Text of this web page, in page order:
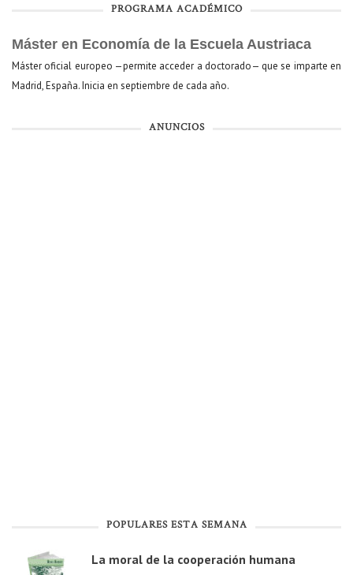
PROGRAMA ACADÉMICO
Máster en Economía de la Escuela Austriaca
Máster oficial europeo —permite acceder a doctorado— que se imparte en
Madrid, España. Inicia en septiembre de cada año.
ANUNCIOS
POPULARES ESTA SEMANA
La moral de la cooperación humana